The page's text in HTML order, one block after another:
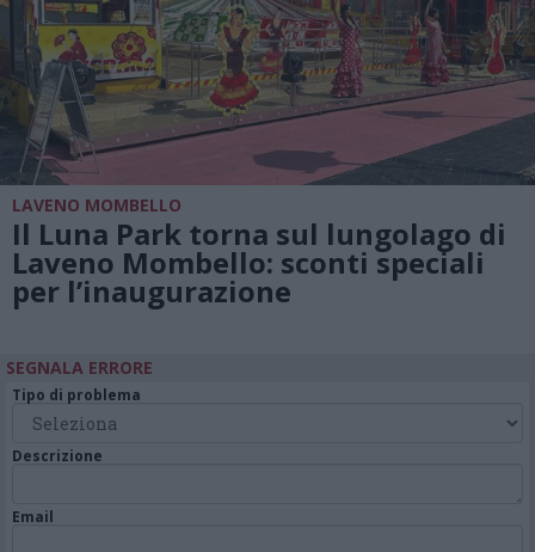
LAVENO MOMBELLO
Il Luna Park torna sul lungolago di
Laveno Mombello: sconti speciali
per l’inaugurazione
SEGNALA ERRORE
Tipo di problema
Descrizione
Email